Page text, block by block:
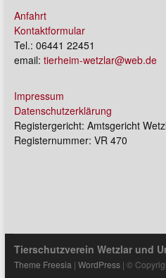
Anfahrt
Kontaktformular
Tel.: 06441 22451
email: tierheim-wetzlar@web.de
Impressum
Datenschutzerklärung
Registergericht: Amtsgericht
Registernummer: VR 470
Tierschutzverein Wetzlar und
Theme Freesia | WordPress| ©